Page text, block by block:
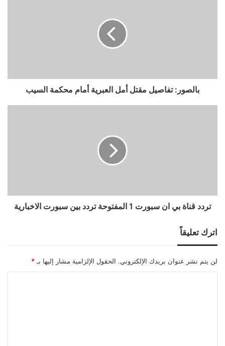
بالصور: تفاصيل مقتل أمل العبرية أمام محكمة السيب
تردد قناة بي ان سبورت 1 المفتوحة تردد بين سبورت الاخبارية
اترك تعليقاً
لن يتم نشر عنوان بريدك الإلكتروني. الحقول الإلزامية مشار إليها بـ *